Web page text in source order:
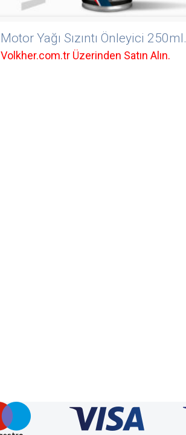
Motor Yağı Sızıntı Önleyici 250ml.
Volkher.com.tr Üzerinden Satın Alın.